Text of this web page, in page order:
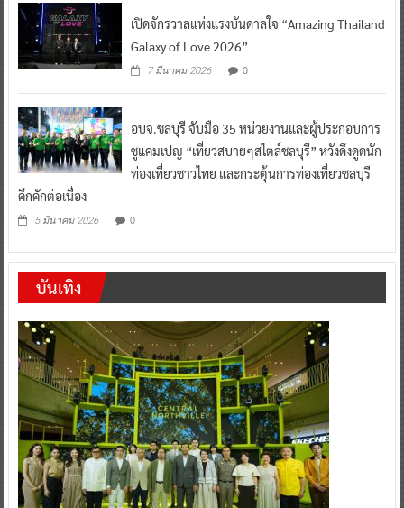
เปิดจักรวาลแห่งแรงบันดาลใจ “Amazing Thailand
Galaxy of Love 2026”
7 มีนาคม 2026 0
อบจ.ชลบุรี จับมือ 35 หน่วยงานและผู้ประกอบการ
ชูแคมเปญ “เที่ยวสบายๆสไตล์ชลบุรี” หวังดึงดูดนัก
ท่องเที่ยวชาวไทย และกระตุ้นการท่องเที่ยวชลบุรี
คึกคักต่อเนื่อง
5 มีนาคม 2026 0
บันเทิง